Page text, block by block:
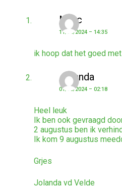
Marc
11/04/2024 – 14:35
ik hoop dat het goed
Jolanda
01/08/2024 – 02:18
Heel leuk
Ik ben ook gevraagd
2 augustus ben ik
Ik kom 9 augustus
Grjes
Jolanda vd Velde